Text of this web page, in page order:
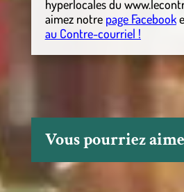
hyperlocalesdu
aimez notre page Facebook
au Contre-courriel !
Vous pourriez